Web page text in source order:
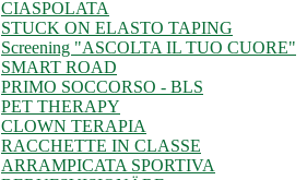
CIASPOLATA
STUCK ON ELASTO TAPING
Screening "ASCOLTA IL TUO CUORE"
SMART ROAD
PRIMO SOCCORSO - BLS
PET THERAPY
CLOWN TERAPIA
RACCHETTE IN CLASSE
ARRAMPICATA SPORTIVA